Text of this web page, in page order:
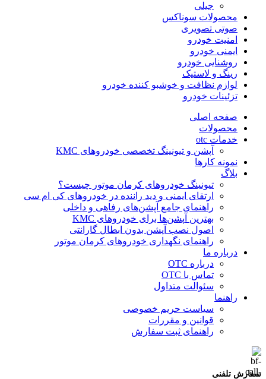
جیلی
محصولات سوناکس
صوتی تصویری
امنیت خودرو
ایمنی خودرو
روشنایی خودرو
رینگ و لاستیک
لوازم نظافت و خوشبو کننده خودرو
تزئینات خودرو
صفحه اصلی
محصولات
خدمات otc
آپشن و تیونینگ تخصصی خودروهای KMC
نمونه کارها
بلاگ
تیونینگ خودروهای کرمان موتور چیست؟
ارتقای ایمنی و دید راننده در خودروهای کی ام سی
راهنمای جامع آپشن‌های رفاهی و داخلی
بهترین آپشن‌ها برای خودروهای KMC
اصول نصب آپشن بدون ابطال گارانتی
راهنمای نگهداری خودروهای کرمان موتور
درباره ما
درباره OTC
تماس با OTC
سئوالت متداول
راهنما
سیاست حریم خصوصی
قوانین و مقررات
راهنمای ثبت سفارش
سفارش تلفنی